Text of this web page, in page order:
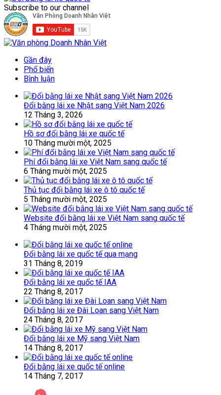
Subscribe to our channel
Gần đây
Phổ biến
Bình luận
Đổi bằng lái xe Nhật sang Việt Nam 2026
12 Tháng 3, 2026
Hồ sơ đổi bằng lái xe quốc tế
10 Tháng mười một, 2025
Phí đổi bằng lái xe Việt Nam sang quốc tế
6 Tháng mười một, 2025
Thủ tục đổi bằng lái xe ô tô quốc tế
5 Tháng mười một, 2025
Website đổi bằng lái xe Việt Nam sang quốc tế
4 Tháng mười một, 2025
Đổi bằng lái xe quốc tế qua mạng
31 Tháng 8, 2019
Đổi bằng lái xe quốc tế IAA
22 Tháng 8, 2017
Đổi bằng lái xe Đài Loan sang Việt Nam
24 Tháng 8, 2017
Đổi bằng lái xe Mỹ sang Việt Nam
14 Tháng 8, 2017
Đổi bằng lái xe quốc tế online
14 Tháng 7, 2017